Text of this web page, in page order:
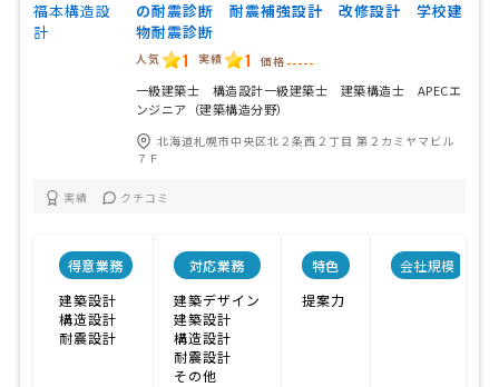
の耐震診断 耐震補強設計 改修設計 学校建
物耐震診断
人気 1 実績 1 価格 -----
一級建築士 構造設計一級建築士 建築構造士 APECエ
ンジニア（建築構造分野）
北海道札幌市中央区北２条西２丁目 第２カミヤマビル
７Ｆ
実績 クチコミ
得意業務
建築設計
構造設計
耐震設計
対応業務
建築デザイン
建築設計
構造設計
耐震設計
その他
特色
提案力
会社規模